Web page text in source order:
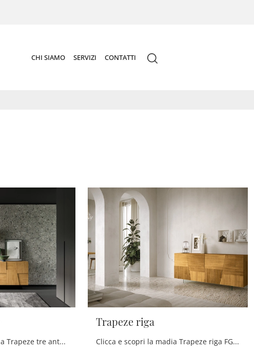
CHI SIAMO SERVIZI CONTATTI
Clicca e scopri la madia Trapeze tre ante FGF Mobili: se desideri mobili in legno per stanze moderne, questa è l'acquisto perfetto per te!
Trapeze riga
Clicca e scopri la madia Trapeze riga FGF Mobili: se vuoi mobili in legno per stanze moderne, questa è l'acquisto perfetto per te!